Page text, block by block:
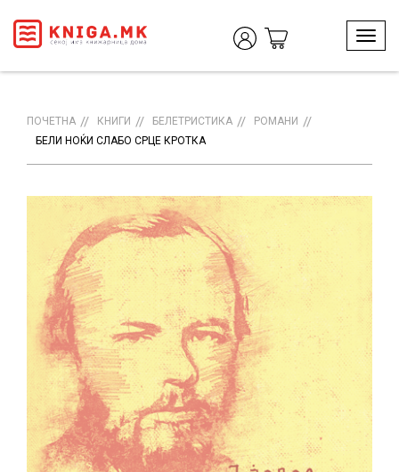
T
o
g
a
o
n
ПОЧЕТНА КНИГИ БЕЛЕТРИСТИКА
РОМАНИ
БЕЛИ НОЌИ СЛАБО СРЦЕ КРОТКА